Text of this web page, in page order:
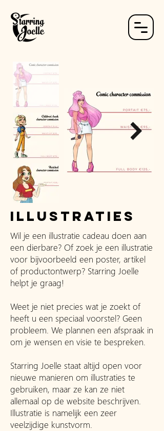
Illustraties
Wil je een illustratie cadeau doen aan
een dierbare? Of zoek je een illustratie
voor bijvoorbeeld een poster, artikel
of productontwerp? Starring Joelle
helpt je graag!
Weet je niet precies wat je zoekt of
heeft u een speciaal voorstel? Geen
probleem. We plannen een afspraak in
om je wensen en visie te bespreken.
Starring Joelle staat altijd open voor
nieuwe manieren om illustraties te
gebruiken, maar ze kan ze niet
allemaal op de website beschrijven.
Illustratie is namelijk een zeer
veelzijdige kunstvorm.